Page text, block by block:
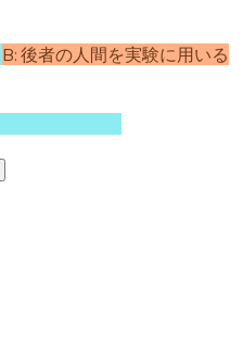
B: 後者の人間を実験に用いる